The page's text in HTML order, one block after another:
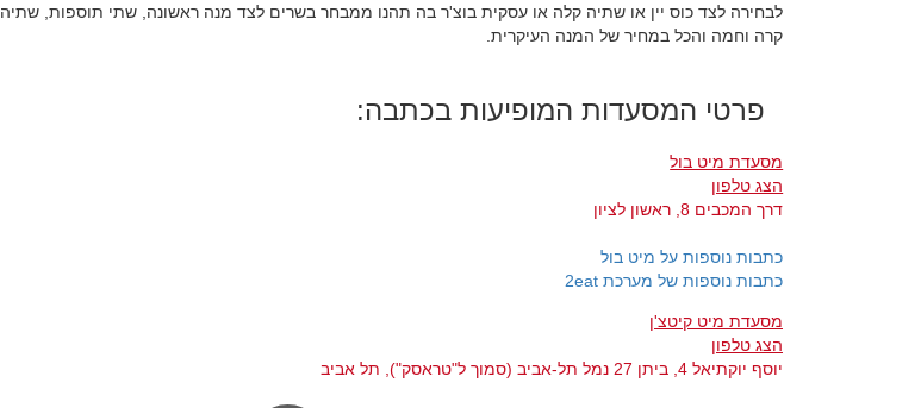
לבחירה לצד כוס יין או שתיה קלה או עסקית בוצ'ר בה תהנו ממבחר בשרים לצד מנה ראשונה, שתי תוספות, שתיה
קרה וחמה והכל במחיר של המנה העיקרית.
פרטי המסעדות המופיעות בכתבה:
מסעדת מיט בול
הצג טלפון
דרך המכבים 8, ראשון לציון
כתבות נוספות על מיט בול
כתבות נוספות של מערכת 2eat
מסעדת מיט קיטצ'ן
הצג טלפון
יוסף יוקתיאל 4, ביתן 27 נמל תל-אביב (סמוך ל"טראסק"), תל אביב